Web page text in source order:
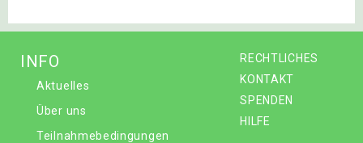
RECHTLICHES
KONTAKT
SPENDEN
HILFE
INFO
Aktuelles
Über uns
Teilnahmebedingungen